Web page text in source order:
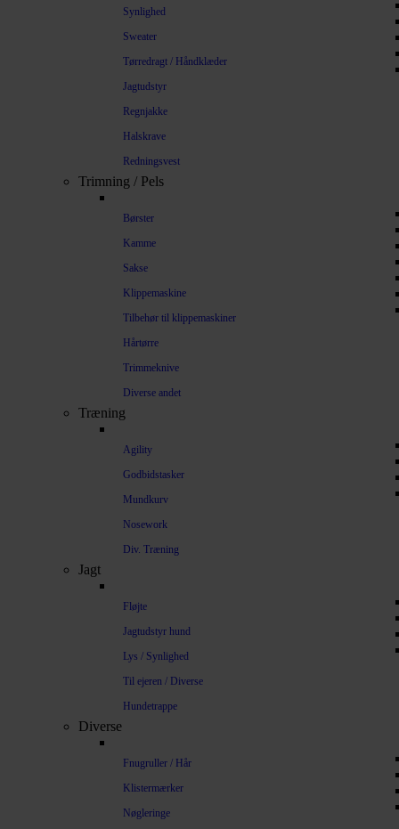
Synlighed
Sweater
Tørredragt / Håndklæder
Jagtudstyr
Regnjakke
Halskrave
Redningsvest
Trimning / Pels
Børster
Kamme
Sakse
Klippemaskine
Tilbehør til klippemaskiner
Hårtørre
Trimmeknive
Diverse andet
Træning
Agility
Godbidstasker
Mundkurv
Nosework
Div. Træning
Jagt
Fløjte
Jagtudstyr hund
Lys / Synlighed
Til ejeren / Diverse
Hundetrappe
Diverse
Fnugruller / Hår
Klistermærker
Nøgleringe